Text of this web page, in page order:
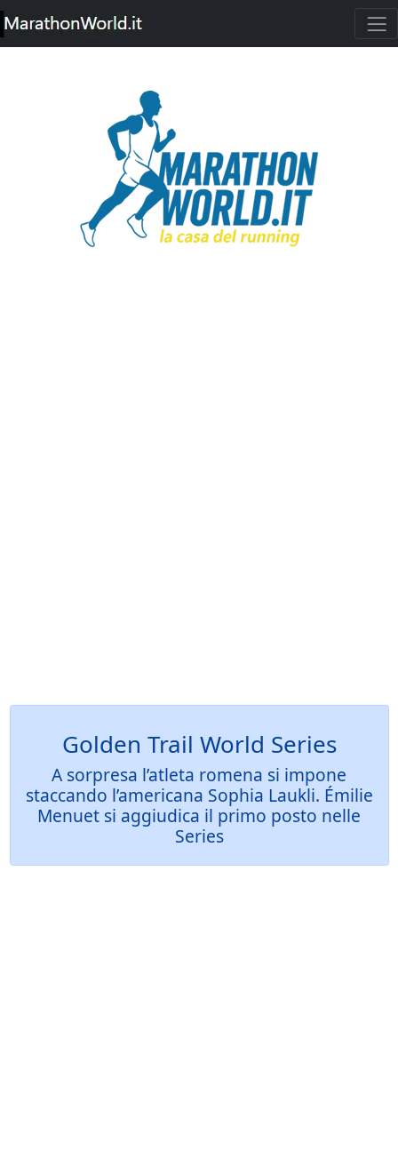
Golden Trail World Series
A sorpresa l’atleta romena si impone
staccando l’americana Sophia Laukli. Émilie
Menuet si aggiudica il primo posto nelle
Series